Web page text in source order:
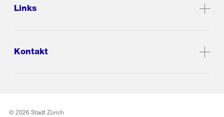
Links
Kontakt
© 2026 Stadt Zürich